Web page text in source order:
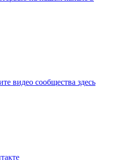
видео сообщества здесь